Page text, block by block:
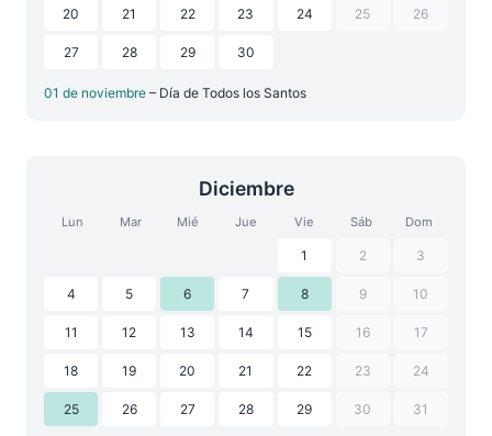
20 21 22 23 24 25 26
27 28 29 30
01 de noviembre – Día de Todos los Santos
Diciembre
Lun Mar Mié Jue Vie Sáb Dom
1 2 3
4 5 6 7 8 9 10
11 12 13 14 15 16 17
18 19 20 21 22 23 24
25 26 27 28 29 30 31